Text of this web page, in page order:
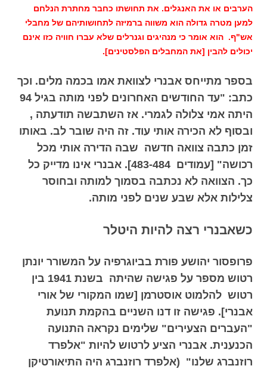
הערבים או את האנגלים. את תחושתו כחבר מחתרת הנלחם
למען מטרה גדולה הוא משווה ברמיזה לתחושותיהם של מחבלי
אש"ף. הוא אומר כי מנהיגים וגנרלים שלא עברו חוויה כזו אינם
יכולים להבין [את המחבלים הפלסטינים].
בספר מתייחס אבנרי לצוואת אמו בכמה מלים. וכך
כתב: "עד החודשים האחרונים לפני מותה בגיל 94
היתה אמי צלולה לגמרי. אז השתבשה תודעתה ,
ובסוף לא הכירה אותי עוד. זה היה שובר לב. באותו
זמן כתבה צוואה חדשה שבה הדירה אותי מכל
רכושה" [עמודים 483-484]. אבנרי אינו מדייק כל
כך. הצוואה לא נכתבה בסמוך למותה ובחוסר
צלילות אלא שבע שנים לפני מותה.
כשאבנרי רצה להיות היטלר
פרופסור יהושע פורת בביוגרפיה על המשורר יונתן
רטוש מספר על פגישה שהיתה בשנת 1941 בין
רטוש להלמוט אוסטרמן [שמו המקורי של אורי
אבנרי]. פגישה זו דנו השניים בהקמת תנועת
"העברים הצעירים" שלימים נקראה התנועה
הכנענית. אבנרי הציע לרטוש להיות "אלפרד
רוזנברג שלנו" (אלפרד רוזנברג היה התיאורטיקן